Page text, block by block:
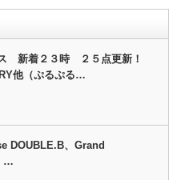
新着２３時 ２５点更新！
他（ぷるぷる…
DOUBLE.B、Grand
…